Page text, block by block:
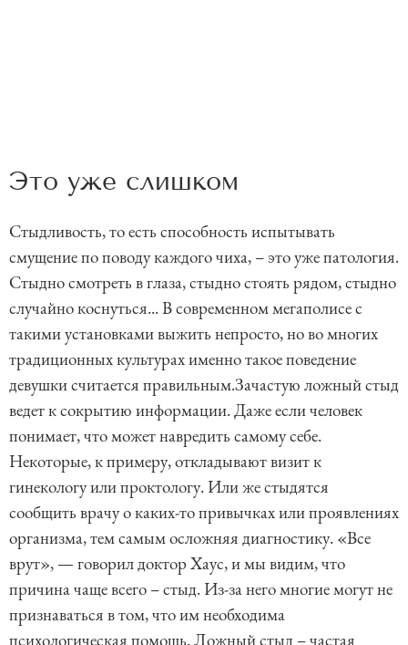
Это уже слишком
Стыдливость, то есть способность испытывать
смущение по поводу каждого чиха, – это уже патология.
Стыдно смотреть в глаза, стыдно стоять рядом, стыдно
случайно коснуться... В современном мегаполисе с
такими установками выжить непросто, но во многих
традиционных культурах именно такое поведение
девушки считается правильным.Зачастую ложный стыд
ведет к сокрытию информации. Даже если человек
понимает, что может навредить самому себе.
Некоторые, к примеру, откладывают визит к
гинекологу или проктологу. Или же стыдятся
сообщить врачу о каких-то привычках или проявлениях
организма, тем самым осложняя диагностику. «Все
врут», — говорил доктор Хаус, и мы видим, что
причина чаще всего – стыд. Из-за него многие могут не
признаваться в том, что им необходима
психологическая помощь. Ложный стыд – частая